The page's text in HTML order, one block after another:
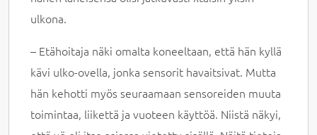
ulkona.
– Etähoitaja näki omalta koneeltaan, että hän kyllä
kävi ulko-ovella, jonka sensorit havaitsivat. Mutta
hän kehotti myös seuraamaan sensoreiden muuta
toimintaa, liikettä ja vuoteen käyttöä. Niistä näkyi,